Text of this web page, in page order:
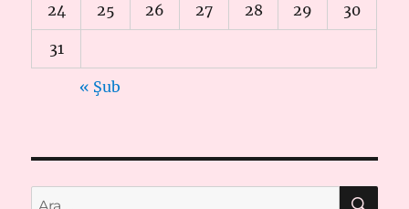
24 25 26 27 28 29 30
31
« Şub
Ara: